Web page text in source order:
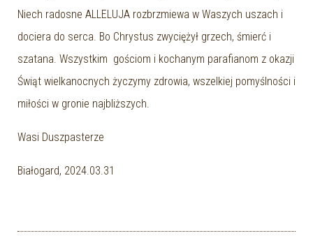
Niech radosne ALLELUJA rozbrzmiewa w Waszych uszach i
dociera do serca. Bo Chrystus zwyciężył grzech, śmierć i
szatana. Wszystkim gościom i kochanym parafianom z okazji
Świąt wielkanocnych życzymy zdrowia, wszelkiej pomyślności i
miłości w gronie najbliższych.
Wasi Duszpasterze
Białogard, 2024.03.31